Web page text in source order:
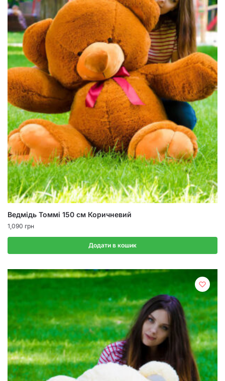
Ведмідь Томмі 150 см Коричневий
1,090 грн
Додати в кошик